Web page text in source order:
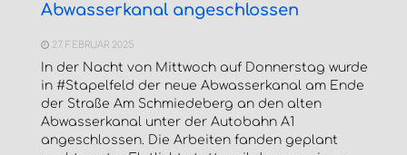
Abwasserkanal angeschlossen
27. FEBRUAR 2025
In der Nacht von Mittwoch auf Donnerstag wurde
in #Stapelfeld der neue Abwasserkanal am Ende
der Straße Am Schmiedeberg an den alten
Abwasserkanal unter der Autobahn A1
angeschlossen. Die Arbeiten fanden geplant